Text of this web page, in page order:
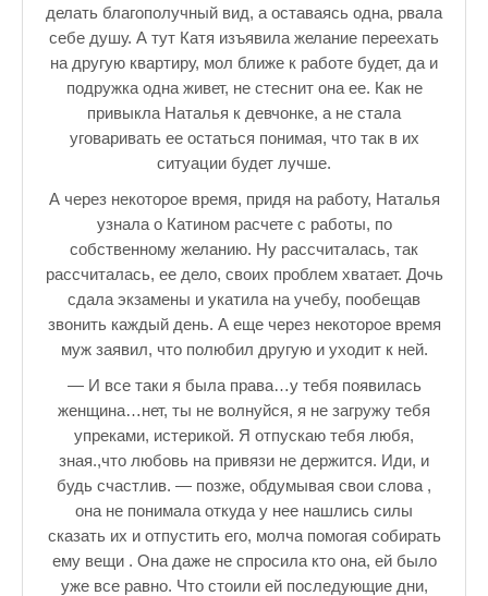
делать благополучный вид, а оставаясь одна, рвала
себе душу. А тут Катя изъявила желание переехать
на другую квартиру, мол ближе к работе будет, да и
подружка одна живет, не стеснит она ее. Как не
привыкла Наталья к девчонке, а не стала
уговаривать ее остаться понимая, что так в их
ситуации будет лучше.
А через некоторое время, придя на работу, Наталья
узнала о Катином расчете с работы, по
собственному желанию. Ну рассчиталась, так
рассчиталась, ее дело, своих проблем хватает. Дочь
сдала экзамены и укатила на учебу, пообещав
звонить каждый день. А еще через некоторое время
муж заявил, что полюбил другую и уходит к ней.
— И все таки я была права…у тебя появилась
женщина…нет, ты не волнуйся, я не загружу тебя
упреками, истерикой. Я отпускаю тебя любя,
зная.,что любовь на привязи не держится. Иди, и
будь счастлив. — позже, обдумывая свои слова ,
она не понимала откуда у нее нашлись силы
сказать их и отпустить его, молча помогая собирать
ему вещи . Она даже не спросила кто она, ей было
уже все равно. Что стоили ей последующие дни,